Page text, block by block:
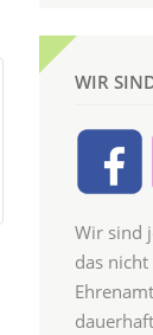
WIR
Wir sind
das